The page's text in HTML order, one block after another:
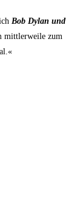
Bob Dylan und
mittlerweile zum